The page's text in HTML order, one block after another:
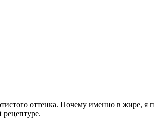
оттенка. Почему именно в жире,
рецептуре.